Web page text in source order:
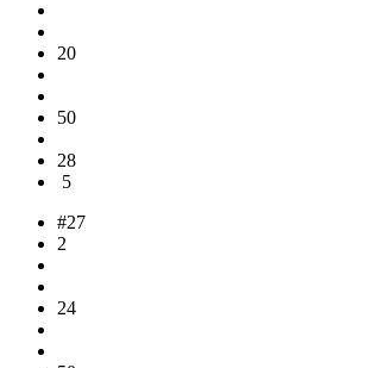
20
50
28
5
#27
2
24